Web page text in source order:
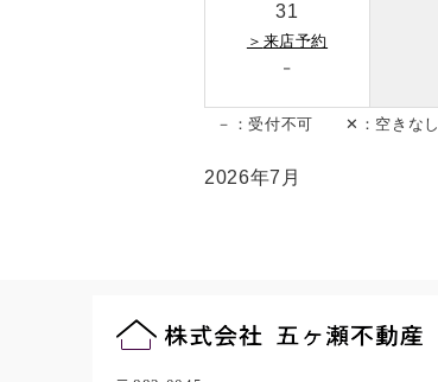
31
＞ 来店予約
-
－：受付不可 ✕：空きなし
2026年7月